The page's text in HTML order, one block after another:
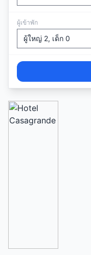
ผู้เข้าพัก